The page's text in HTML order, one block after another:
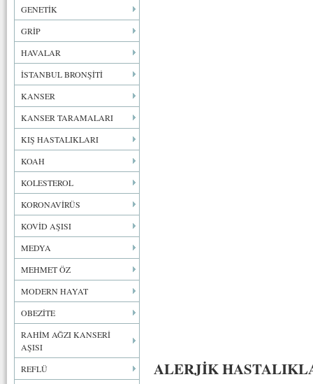
GENETİK
GRİP
HAVALAR
İSTANBUL BRONŞİTİ
KANSER
KANSER TARAMALARI
KIŞ HASTALIKLARI
KOAH
KOLESTEROL
KORONAVİRÜS
KOVİD AŞISI
MEDYA
MEHMET ÖZ
MODERN HAYAT
OBEZİTE
RAHİM AĞZI KANSERİ
AŞISI
REFLÜ
ALERJİK